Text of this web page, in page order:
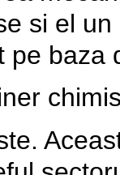
si el
pe baza